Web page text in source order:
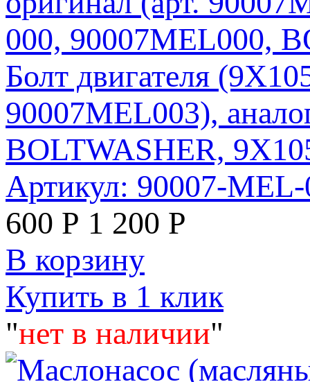
Болт двигателя
90007MEL003),
BOLTWASHER,
Артикул: 90007-
600 Р 1 200 Р
В корзину
Купить в 1 клик
"нет в наличии"